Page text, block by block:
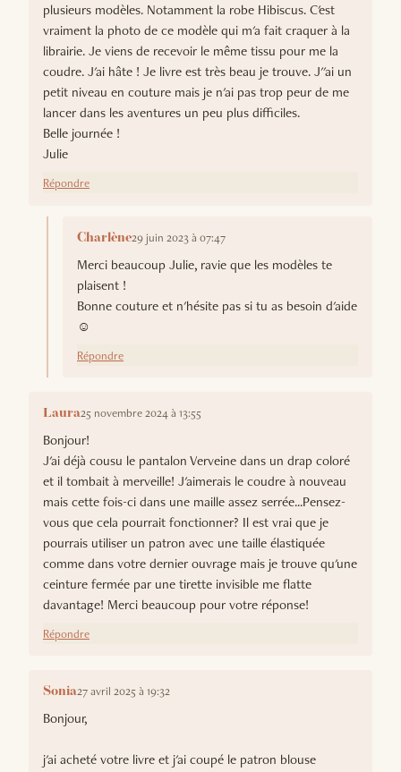
plusieurs modèles. Notamment la robe Hibiscus. C'est
vraiment la photo de ce modèle qui m'a fait craquer à la
librairie. Je viens de recevoir le même tissu pour me la
coudre. J'ai hâte ! Je livre est très beau je trouve. J''ai un
petit niveau en couture mais je n'ai pas trop peur de me
lancer dans les aventures un peu plus difficiles.
Belle journée !
Julie
Répondre
Charlène29 juin 2023 à 07:47
Merci beaucoup Julie, ravie que les modèles te
plaisent !
Bonne couture et n'hésite pas si tu as besoin d'aide
☺️
Répondre
Laura25 novembre 2024 à 13:55
Bonjour!
J'ai déjà cousu le pantalon Verveine dans un drap coloré
et il tombait à merveille! J'aimerais le coudre à nouveau
mais cette fois-ci dans une maille assez serrée...Pensez-
vous que cela pourrait fonctionner? Il est vrai que je
pourrais utiliser un patron avec une taille élastiquée
comme dans votre dernier ouvrage mais je trouve qu'une
ceinture fermée par une tirette invisible me flatte
davantage! Merci beaucoup pour votre réponse!
Répondre
Sonia27 avril 2025 à 19:32
Bonjour,
j'ai acheté votre livre et j'ai coupé le patron blouse